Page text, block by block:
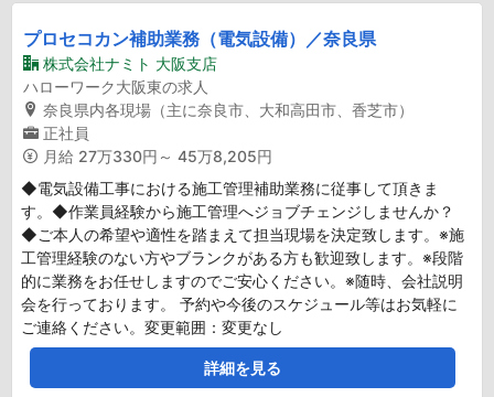
プロセコカン補助業務（電気設備）／奈良県
株式会社ナミト 大阪支店
ハローワーク大阪東の求人
奈良県内各現場（主に奈良市、大和高田市、香芝市）
正社員
月給 27万330円～ 45万8,205円
◆電気設備工事における施工管理補助業務に従事して頂きま
す。◆作業員経験から施工管理へジョブチェンジしませんか？
◆ご本人の希望や適性を踏まえて担当現場を決定致します。※施
工管理経験のない方やブランクがある方も歓迎致します。※段階
的に業務をお任せしますのでご安心ください。※随時、会社説明
会を行っております。 予約や今後のスケジュール等はお気軽に
ご連絡ください。変更範囲：変更なし
詳細を見る